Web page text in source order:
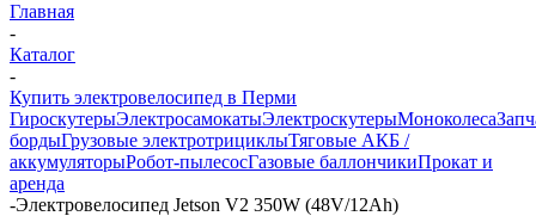
Главная
-
Каталог
-
Купить электровелосипед в Перми
ГироскутерыЭлектросамокатыЭлектроскутерыМоноколеса
бордыГрузовые электротрициклыТяговые АКБ /
аккумуляторыРобот-пылесосГазовые баллончикиПрокат и
аренда
-Электровелосипед Jetson V2 350W (48V/12Ah)